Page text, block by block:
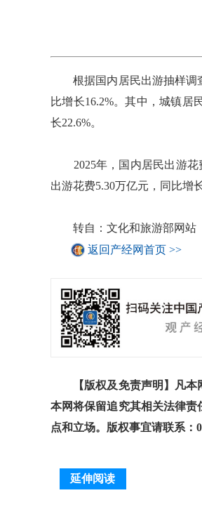
根据国内居民出游抽样调查
比增长16.2%。其中，城镇居
长22.6%。
2025年，国内居民出游花
出游花费5.30万亿元，同比增
转自：文化和旅游部网站
返回产经网首页 >>
【版权及免责声明】凡本网
本网将保留追究其相关法律
点和立场。版权事宜请联系：
延伸阅读